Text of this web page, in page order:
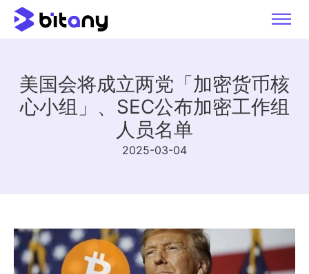
美国会将成立两党「加密货币核
心小组」、SEC公布加密工作组
人员名单
2025-03-04